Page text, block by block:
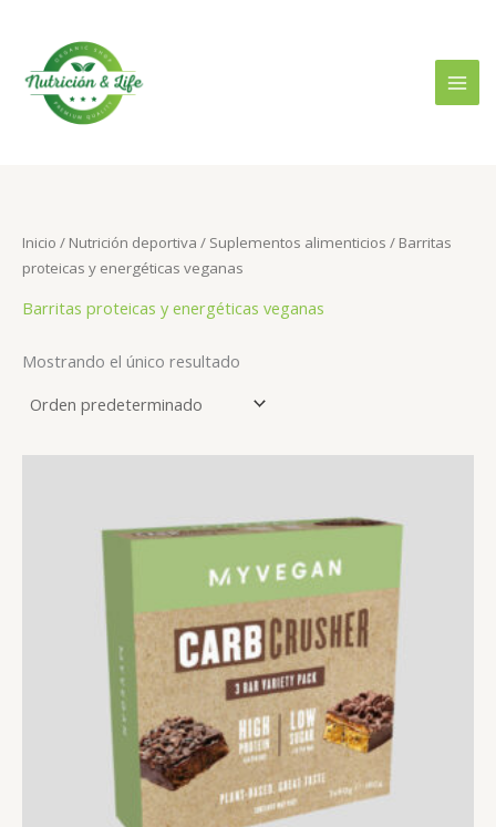
contenido
s
o
r
:
Inicio / Nutrición deportiva / Suplementos alimenticios / Barritas
proteicas y energéticas veganas
Barritas proteicas y energéticas veganas
Mostrando el único resultado